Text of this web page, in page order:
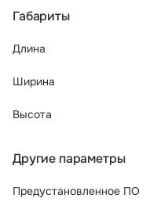
Габариты
Длина
Ширина
Высота
Другие параметры
Предустановленное ПО